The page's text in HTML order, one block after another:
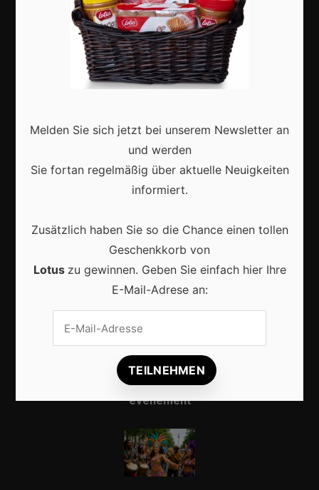
Karneval in Deutschland: Traditionen, Kostüme und
moderne Feierkultur
Karneval in Berlin erleben: Kreativität, Kultur und
Gemeinschaft auf einzigartige Weise entdecken
Vrijwilligers maken van carnaval een onvergetelijk
evenement
Melden Sie sich jetzt bei unserem Newsletter an
und werden
Sie fortan regelmäßig über aktuelle Neuigkeiten
informiert.
Zusätzlich haben Sie so die Chance einen tollen
Geschenkkorb von
Lotus zu gewinnen. Geben Sie einfach hier Ihre
E-Mail-Adrese an: